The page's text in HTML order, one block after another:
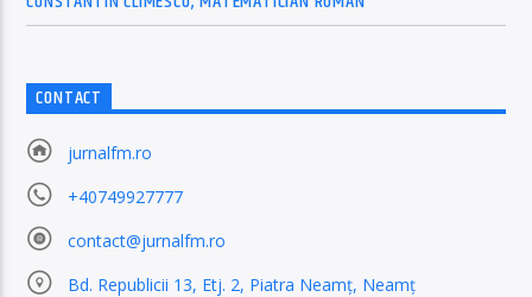
CONTACT
jurnalfm.ro
+40749927777
contact@jurnalfm.ro
Bd. Republicii 13, Etj. 2, Piatra Neamț, Neamț